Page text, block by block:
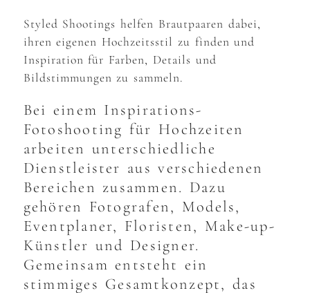
Styled Shootings helfen Brautpaaren dabei,
ihren eigenen Hochzeitsstil zu finden und
Inspiration für Farben, Details und
Bildstimmungen zu sammeln.
Bei einem Inspirations-
Fotoshooting für Hochzeiten
arbeiten unterschiedliche
Dienstleister aus verschiedenen
Bereichen zusammen. Dazu
gehören Fotografen, Models,
Eventplaner, Floristen, Make-up-
Künstler und Designer.
Gemeinsam entsteht ein
stimmiges Gesamtkonzept, das